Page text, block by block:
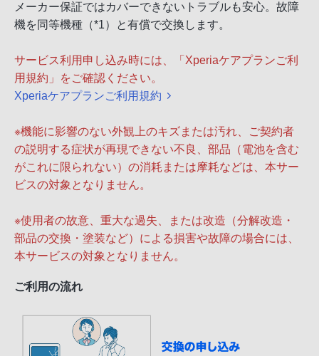
メーカー保証ではカバーできないトラブルも安心。故障
機を同等機種（*1）と有償で交換します。
サービス利用申し込み時には、「Xperiaケアプランご利
用規約」をご確認ください。
Xperiaケアプランご利用規約
※機能に影響のない外観上のキズまたは汚れ、ご契約者
の説明する症状が再現できない不良、部品（電池を含む
がこれに限られない）の消耗または摩耗などは、本サー
ビスの対象となりません。
※使用者の故意、重大な過失、または改造（分解改造・
部品の交換・塗装など）による損害や故障の場合には、
本サービスの対象となりません。
ご利用の流れ